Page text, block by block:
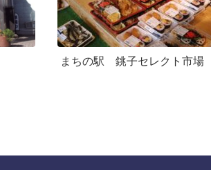
まちの駅 銚子セレクト市場